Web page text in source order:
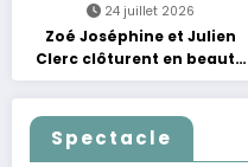
24 juillet 2026
Zoé Joséphine et Julien
Clerc clôturent en beauté
Les Nuits Francofolies au
Casino
Spectacle